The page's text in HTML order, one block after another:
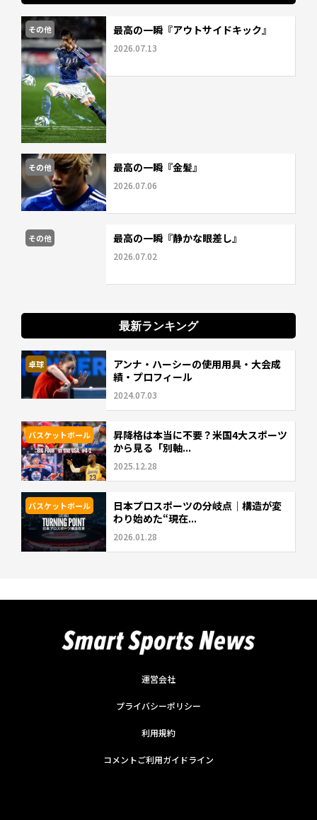
その他 最高の一瞬『アウトサイドキック』
2026.07.13
その他 最高の一瞬『金髪』
2026.07.06
その他 最高の一瞬『静かな眼差し』
2026.07.02
最新ランキング
卓球
アンナ・ハーシーの使用用具・大会成
績・プロフィール
2024.07.03
バスケットボール
昇降格は本当に不要？米国4大スポーツ
から見る「別軸...
2025.12.28
バスケットボール
日本プロスポーツの分岐点｜構造が変
わり始めた“現在...
2026.01.28
運営会社
プライバシーポリシー
利用規約
コメントご利用ガイドライン